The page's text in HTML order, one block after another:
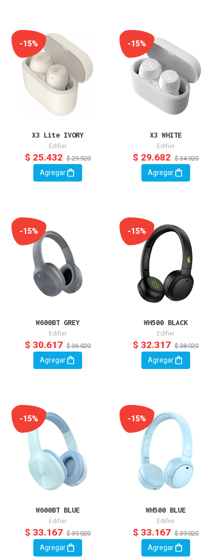
-15%
X3 Lite IVORY
Edifier
$ 29.920
$ 25.432
Agregar
-15%
X3 WHITE
Edifier
$ 34.920
$ 29.682
Agregar
-15%
W600BT GREY
Edifier
$ 36.020
$ 30.617
Agregar
-15%
WH500 BLACK
Edifier
$ 38.020
$ 32.317
Agregar
-15%
W600BT BLUE
Edifier
$ 39.020
$ 33.167
Agregar
-15%
WH500 BLUE
Edifier
$ 39.020
$ 33.167
Agregar